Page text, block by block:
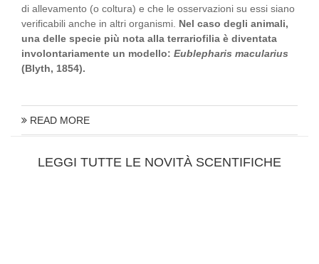
di allevamento (o coltura) e che le osservazioni su essi siano
verificabili anche in altri organismi. Nel caso degli animali,
una delle specie più nota alla terrariofilia è diventata
involontariamente un modello: Eublepharis macularius
(Blyth, 1854).
READ MORE
LEGGI TUTTE LE NOVITÀ SCENTIFICHE